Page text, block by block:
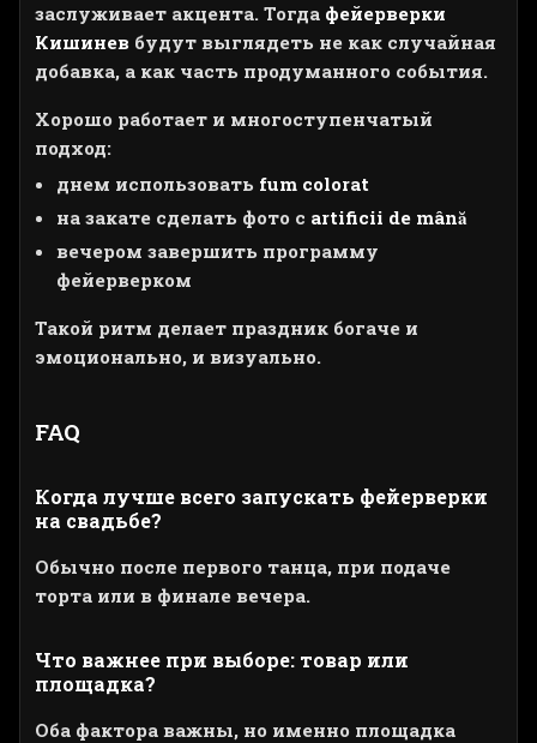
заслуживает акцента. Тогда фейерверки
Кишинев будут выглядеть не как случайная
добавка, а как часть продуманного события.
Хорошо работает и многоступенчатый
подход:
днем использовать fum colorat
на закате сделать фото с artificii de mână
вечером завершить программу
фейерверком
Такой ритм делает праздник богаче и
эмоционально, и визуально.
FAQ
Когда лучше всего запускать фейерверки
на свадьбе?
Обычно после первого танца, при подаче
торта или в финале вечера.
Что важнее при выборе: товар или
площадка?
Оба фактора важны, но именно площадка